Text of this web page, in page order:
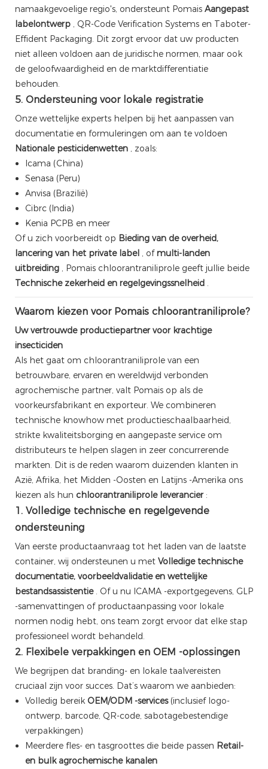
namaakgevoelige regio's, ondersteunt Pomais Aangepast
labelontwerp , QR-Code Verification Systems en Taboter-
Effident Packaging. Dit zorgt ervoor dat uw producten
niet alleen voldoen aan de juridische normen, maar ook
de geloofwaardigheid en de marktdifferentiatie
behouden.
5. Ondersteuning voor lokale registratie
Onze wettelijke experts helpen bij het aanpassen van
documentatie en formuleringen om aan te voldoen
Nationale pesticidenwetten , zoals:
Icama (China)
Senasa (Peru)
Anvisa (Brazilië)
Cibrc (India)
Kenia PCPB en meer
Of u zich voorbereidt op Bieding van de overheid,
lancering van het private label , ofmulti-landen
uitbreiding , Pomais chloorantraniliprole geeft jullie beide
Technische zekerheid en regelgevingssnelheid .
Waarom kiezen voor Pomais chloorantraniliprole?
Uw vertrouwde productiepartner voor krachtige
insecticiden
Als het gaat om chloorantraniliprole van een
betrouwbare, ervaren en wereldwijd verbonden
agrochemische partner, valt Pomais op als de
voorkeursfabrikant en exporteur. We combineren
technische knowhow met productieschaalbaarheid,
strikte kwaliteitsborging en aangepaste service om
distributeurs te helpen slagen in zeer concurrerende
markten. Dit is de reden waarom duizenden klanten in
Azië, Afrika, het Midden -Oosten en Latijns -Amerika ons
kiezen als hun chloorantraniliprole leverancier :
1. Volledige technische en regelgevende
ondersteuning
Van eerste productaanvraag tot het laden van de laatste
container, wij ondersteunen u met Volledige technische
documentatie, voorbeeldvalidatie en wettelijke
bestandsassistentie . Of u nu ICAMA -exportgegevens, GLP
-samenvattingen of productaanpassing voor lokale
normen nodig hebt, ons team zorgt ervoor dat elke stap
professioneel wordt behandeld.
2. Flexibele verpakkingen en OEM -oplossingen
We begrijpen dat branding- en lokale taalvereisten
cruciaal zijn voor succes. Dat’s waarom we aanbieden:
Volledig bereik OEM/ODM -services(inclusief logo-
ontwerp, barcode, QR-code, sabotagebestendige
verpakkingen)
Meerdere fles- en tasgroottes die beide passen Retail-
en bulk agrochemische kanalen